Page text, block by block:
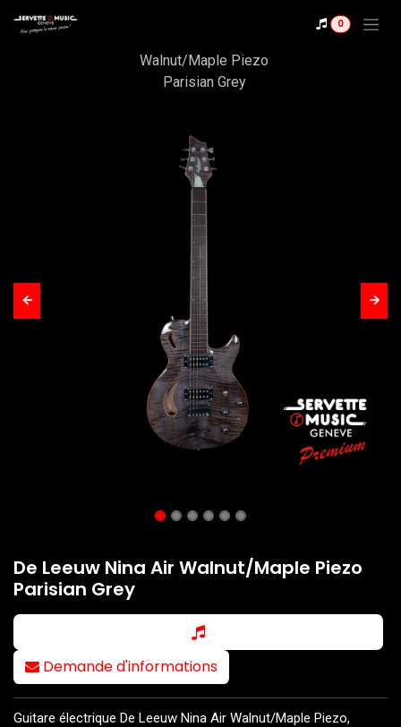
0
Walnut/Maple Piezo
Parisian Grey
De Leeuw Nina Air Walnut/Maple Piezo
Parisian Grey
Demande d'informations
Guitare électrique De Leeuw Nina Air Walnut/Maple Piezo,